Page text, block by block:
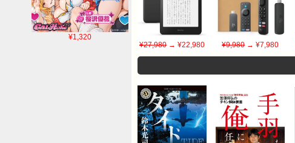
¥1,320
¥27,980 → ¥22,980 ¥9,980→ ¥7,980